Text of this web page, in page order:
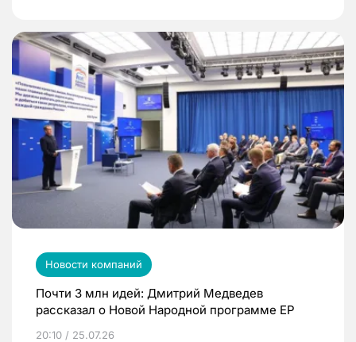
Новости компаний
Почти 3 млн идей: Дмитрий Медведев
рассказал о Новой Народной программе ЕР
20:10 / 25.07.26